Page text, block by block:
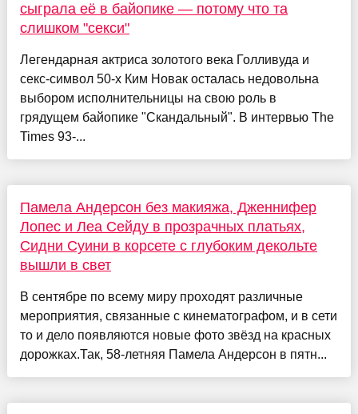
сыграла её в байопике — потому что та
слишком "секси"
Легендарная актриса золотого века Голливуда и
секс-символ 50-х Ким Новак осталась недовольна
выбором исполнительницы на свою роль в
грядущем байопике "Скандальный". В интервью The
Times 93-...
Памела Андерсон без макияжа, Дженнифер
Лопес и Леа Сейду в прозрачных платьях,
Сидни Суини в корсете с глубоким декольте
вышли в свет
В сентябре по всему миру проходят различные
мероприятия, связанные с кинематографом, и в сети
то и дело появляются новые фото звёзд на красных
дорожках.Так, 58-летняя Памела Андерсон в пятн...